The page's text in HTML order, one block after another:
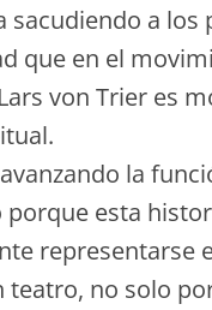
sacudiendo a los
que en el
von Trier es
la
esta
representarse
teatro, no solo